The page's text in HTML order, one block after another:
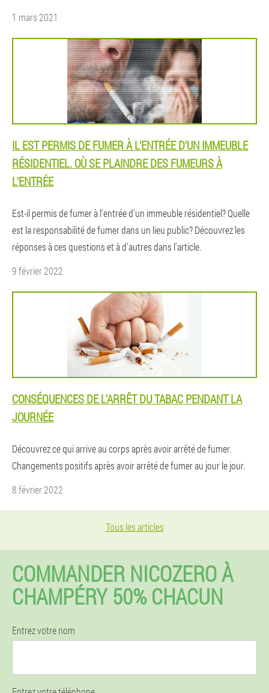
1 mars 2021
IL EST PERMIS DE FUMER À L'ENTRÉE D'UN IMMEUBLE
RÉSIDENTIEL. OÙ SE PLAINDRE DES FUMEURS À
L'ENTRÉE
Est-il permis de fumer à l'entrée d'un immeuble résidentiel? Quelle
est la responsabilité de fumer dans un lieu public? Découvrez les
réponses à ces questions et à d'autres dans l'article.
9 février 2022
CONSÉQUENCES DE L'ARRÊT DU TABAC PENDANT LA
JOURNÉE
Découvrez ce qui arrive au corps après avoir arrêté de fumer.
Changements positifs après avoir arrêté de fumer au jour le jour.
8 février 2022
Tous les articles
COMMANDER NICOZERO À
CHAMPÉRY 50% CHACUN
Entrez votre nom